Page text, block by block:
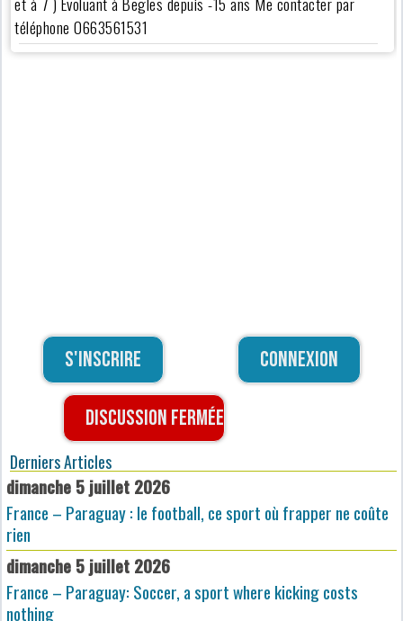
téléphone 0663561531
S'inscrire Connexion
Discussion fermée
Derniers Articles
dimanche 5 juillet 2026
France – Paraguay : le football, ce sport où frapper ne coûte
rien
dimanche 5 juillet 2026
France – Paraguay: Soccer, a sport where kicking costs
nothing